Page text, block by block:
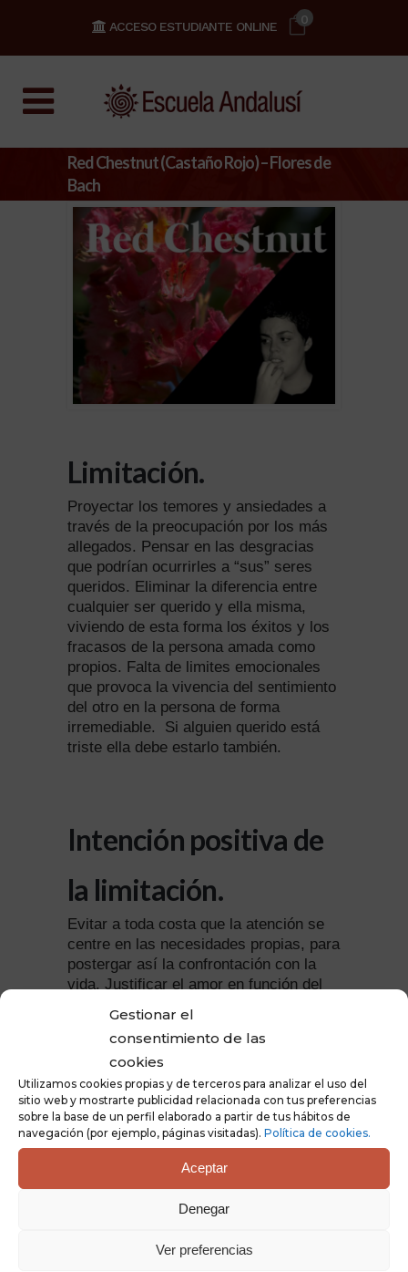
Gestionar el
consentimiento de las
cookies
Utilizamos cookies propias y de terceros para analizar el uso del
sitio web y mostrarte publicidad relacionada con tus preferencias
sobre la base de un perfil elaborado a partir de tus hábitos de
navegación (por ejemplo, páginas visitadas). Política de cookies.
Aceptar
Denegar
Ver preferencias
0
ACCESO ESTUDIANTE ONLINE
Red Chestnut (Castaño Rojo) – Flores de
Bach
Limitación.
Proyectar los temores y ansiedades a
través de la preocupación por los más
allegados. Pensar en las desgracias
que podrían ocurrirles a “sus” seres
queridos. Eliminar la diferencia entre
cualquier ser querido y ella misma,
viviendo de esta forma los éxitos y los
fracasos de la persona amada como
propios. Falta de limites emocionales
que provoca la vivencia del sentimiento
del otro en la persona de forma
irremediable.
Si alguien querido está
triste ella debe estarlo también.
Intención positiva de
la limitación.
Evitar a toda costa que la atención se
centre en las necesidades propias, para
postergar así la confrontación con la
vida. Justificar el amor en función del
y sufro por ti, más te amo”.
Ámbito de
exploración.
La cercanía afectiva y el parentesco
familiar facilitan, la mayoría de las
veces, que el amor filial surja entre los
seres humanos como embrión del